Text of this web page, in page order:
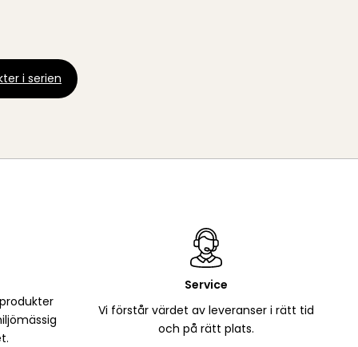
i serien
Service
Vi förstår värdet av leveranser i rätt tid
och på rätt plats.